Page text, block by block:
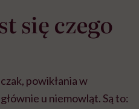
się czego
powikłania w
u niemowląt. Są to: